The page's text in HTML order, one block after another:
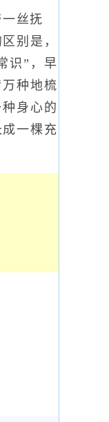
丝抚
别是，
识”，早
种地梳
身心的
一棵充